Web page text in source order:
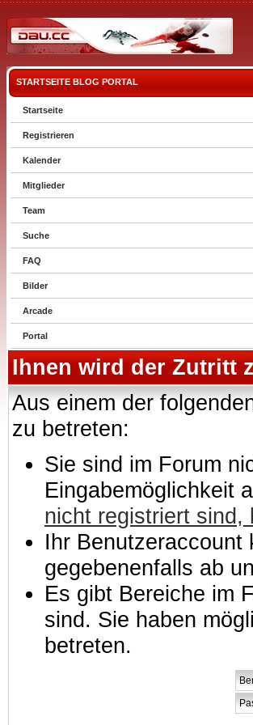
STARTSEITE BLOG PORTAL
Startseite
Registrieren
Kalender
Mitglieder
Team
Suche
FAQ
Bilder
Arcade
Portal
Ihnen wird der Zutritt
Aus einem der
zu betreten:
Sie sind im Forum
Eingabemöglichkeit
nicht registriert sind,
Ihr Benutzeraccount
gegebenenfalls ab
Es gibt Bereiche im
sind. Sie haben
betreten.